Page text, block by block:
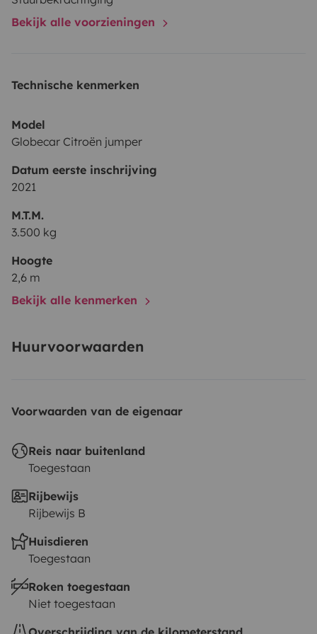
Bekijk alle voorzieningen
Technische kenmerken
Model
Globecar Citroën jumper
Datum eerste inschrijving
2021
M.T.M.
3.500 kg
Hoogte
2,6 m
Bekijk alle kenmerken
Huurvoorwaarden
Voorwaarden van de eigenaar
Reis naar buitenland
Toegestaan
Rijbewijs
Rijbewijs B
Huisdieren
Toegestaan
Roken toegestaan
Niet toegestaan